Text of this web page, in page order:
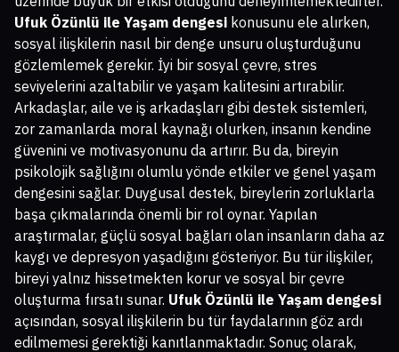
Ufuk Özünlü ile Yaşam dengesi konusunu ele alırken,
sosyal ilişkilerin nasıl bir denge unsuru oluşturduğunu
gözlemlemek gerekir. İyi bir sosyal çevre, stres
seviyelerini azaltabilir ve yaşam kalitesini artırabilir.
Arkadaşlar, aile ve iş arkadaşları gibi destek sistemleri,
zor zamanlarda moral kaynağı olurken, insanın kendine
güvenini ve motivasyonunu da artırır. Bu da, bireyin
psikolojik sağlığını olumlu yönde etkiler ve genel yaşam
dengesini sağlar. Duygusal destek, bireylerin zorluklarla
başa çıkmalarında önemli bir rol oynar. Yapılan
araştırmalar, güçlü sosyal bağları olan insanların daha az
kaygı ve depresyon yaşadığını gösteriyor. Bu tür ilişkiler,
bireyi yalnız hissetmekten korur ve sosyal bir çevre
oluşturma fırsatı sunar. Ufuk Özünlü ile Yaşam dengesi
açısından, sosyal ilişkilerin bu tür faydalarının göz ardı
edilmemesi gerektiği kanıtlanmaktadır. Sonuç olarak,